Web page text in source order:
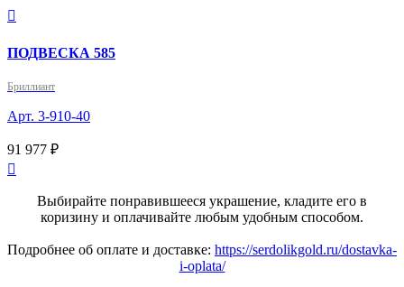

ПОДВЕСКА 585
Бриллиант
Арт. 3-910-40
91 977 ₽

Выбирайте понравившееся украшение, кладите его в
коризину и оплачивайте любым удобным способом.
Подробнее об оплате и доставке: https://serdolikgold.ru/dostavka-
i-oplata/